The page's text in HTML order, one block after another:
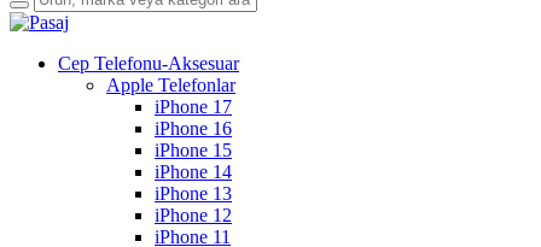
Cep Telefonu-Aksesuar
Apple Telefonlar
iPhone 17
iPhone 16
iPhone 15
iPhone 14
iPhone 13
iPhone 12
iPhone 11